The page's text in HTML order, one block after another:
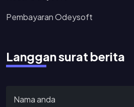
Pembayaran Odeysoft
Langgan surat berita